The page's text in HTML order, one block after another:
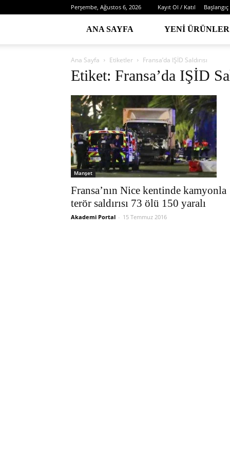
Perşembe, Ağustos 6, 2026 Kayıt Ol / Katıl Başlangıç
ANA SAYFA YENI ÜRÜNLER
Ana Sayfa Etiketler Fransa’da IŞİD Saldırısı
Etiket: Fransa’da IŞİD
Manşet
Fransa’nın Nice kentinde kamyonla
terör saldırısı 73 ölü 150 yaralı
Akademi Portal - 15 Temmuz 2016